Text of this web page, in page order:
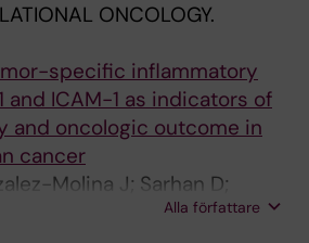
ONCOLOGY.
specific inflammatory
and ICAM-1 as indicators of
and oncologic outcome in
cancer
Molina J; Sarhan D;
Ul Hassan M; Lehti K; Salehi S
Alla författare